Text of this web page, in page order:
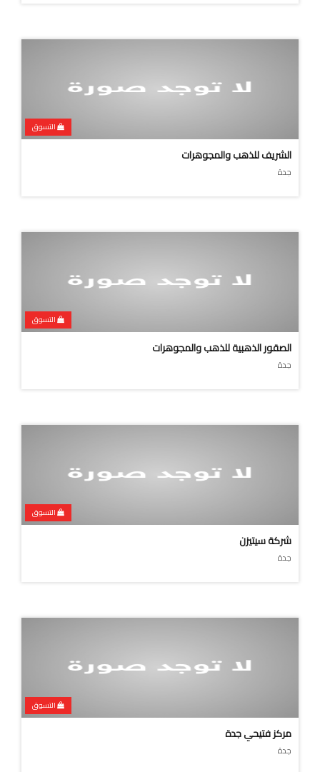
التسوق
الشريف للذهب والمجوهرات
جدة
التسوق
الصقور الذهبية للذهب والمجوهرات
جدة
التسوق
شركة سيتيزن
جدة
التسوق
مركز فتيحي جدة
جدة